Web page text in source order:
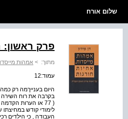
שלום אורח
פרק ראשון:
מתוך: > אמהות
עמוד:12
היום בענייךמה רק
בקרבה את רוח השירה
( 77 או הערות
לימודי קודש